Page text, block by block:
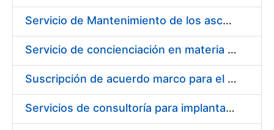
Erakutsi/Ezkutatu
Servicio de Mantenimiento de los ascensores, montacargas y plataformas de minusválidos instalados en la FNMT-RCM
Servicio de concienciación en materia de prevención de riesgos laborales
Suscripción de acuerdo marco para el servicio de diseño y producción del material gráfico necesario para el desarrollo de la actividad comercial, institucional y cultural de la entidad pública empresarial Fábrica Nacional de Moneda y Timbre-Real Casa de la Moneda (FNMT-RCM)
Servicios de consultoría para implantación por fases de un sistema de gestión del ciclo de vida de las aplicaciones en el área de desarrollo de CERES (fase 2)